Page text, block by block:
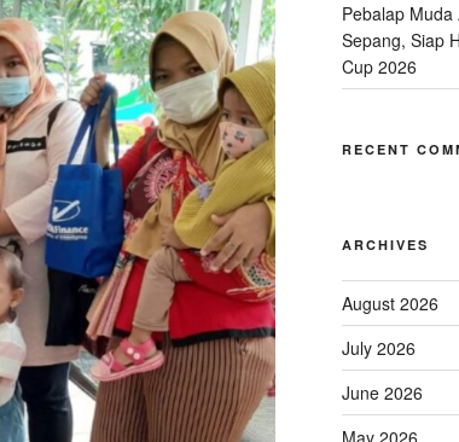
Pebalap
Sepang, Siap
Cup 2026
RECENT
ARCHIVES
August 2026
July 2026
June 2026